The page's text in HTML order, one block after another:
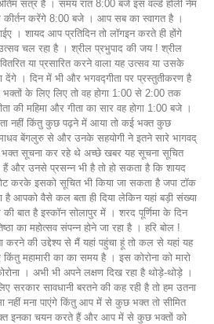
सत्र है । समय रात 8:00 बजे इस वर्ल्ड होली नेम
कीर्तन करेंगे 8:00 बजे । आप सब का स्वागत है ।
। शायद आप प्रतिदिन तो लॉगइन करते ही होंगे
चल रहा है । श्रील प्रभुपाद की जय ! श्रील
या प्रसारित करने वाला यह उत्सव या उसके
देंगे । दिन में भी और भगवद्गीता पर प्रस्तुतीकरण है
के लिए लिए तो वह होगा 1:00 से 2:00 तक
की महिमा और गीता का सार वह होगा 1:00 बजे ।
नहीं किंतु कुछ पढ़ने में आया तो कई भक्त कुछ
बेंगलुरु से और उनके सहयोगी ने इतने सारे भागवद्
सूचना कर रहे थे अच्छे खबर यह सूचना सूचित
और उनसे प्रसन्न भी है तो हो सकता है कि शायद
करके इसको सूचित भी किया जा सकता है जपा टॉक
है आपको वैसे कल बता ही दिया लेकिन यहां बड़ी संख्या
बात है इस्कॉन सोलापुर में । शरद पूर्णिमा के दिन
का महोत्सव संपन्न होने जा रहा है । हरि बोल !
करने की उद्देश्य से मैं यहां पहुंचा हूं तो कल से यहां यह
किंतु महामारी का का समय है । इस कोरोना को मारो
। अभी भी अपने लक्षण दिख रहा है थोड़े-थोड़े ।
सरकार सावधानी बरतने की कह रही है तो हम उतना
नहीं मना पाएंगे किंतु आप में से कुछ भक्त तो सीमित
इनका चयन करते हैं और आप में से कुछ भक्तों को